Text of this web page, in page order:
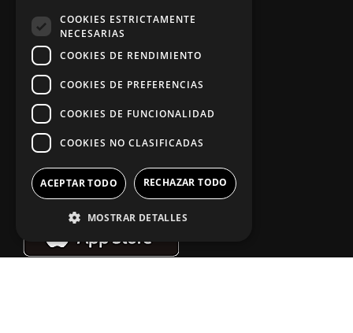
Política de privacidad
Aviso legal
App Zine Hostelería
COOKIES ESTRICTAMENTE
NECESARIAS
COOKIES DE RENDIMIENTO
COOKIES DE PREFERENCIAS
COOKIES DE FUNCIONALIDAD
COOKIES NO CLASIFICADAS
ACEPTAR TODO RECHAZAR TODO
MOSTRAR DETALLES